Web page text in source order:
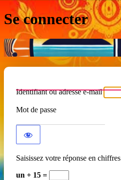
Se connecter
Identifiant ou adresse e-mail
Mot de passe
Saisissez votre réponse en chiffres
un + 15 =